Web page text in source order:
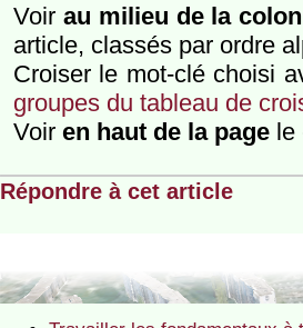
Voir au milieu de la
article, classés par ordre
Croiser le mot-clé choisi
groupes du tableau de
Voir en haut de la pagele
Répondre à cet article